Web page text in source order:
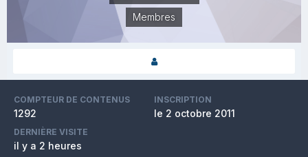
Membres
COMPTEUR DE CONTENUS
1292
INSCRIPTION
le 2 octobre 2011
DERNIÈRE VISITE
il y a 2 heures